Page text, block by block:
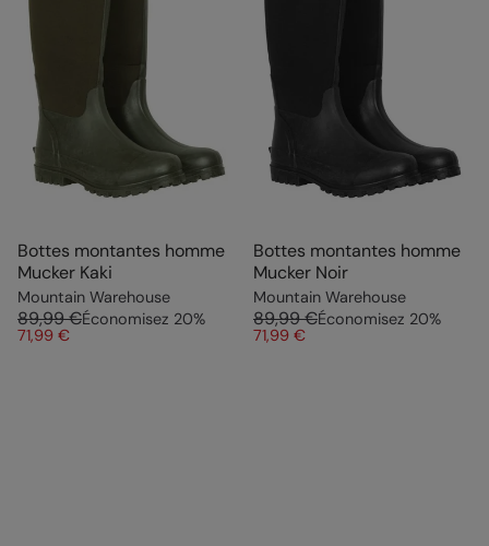
Bottes montantes homme
Mucker Kaki
Mountain Warehouse
89,99 €Économisez 20%
71,99 €
Bottes montantes homme
Mucker Noir
Mountain Warehouse
89,99 €Économisez 20%
71,99 €